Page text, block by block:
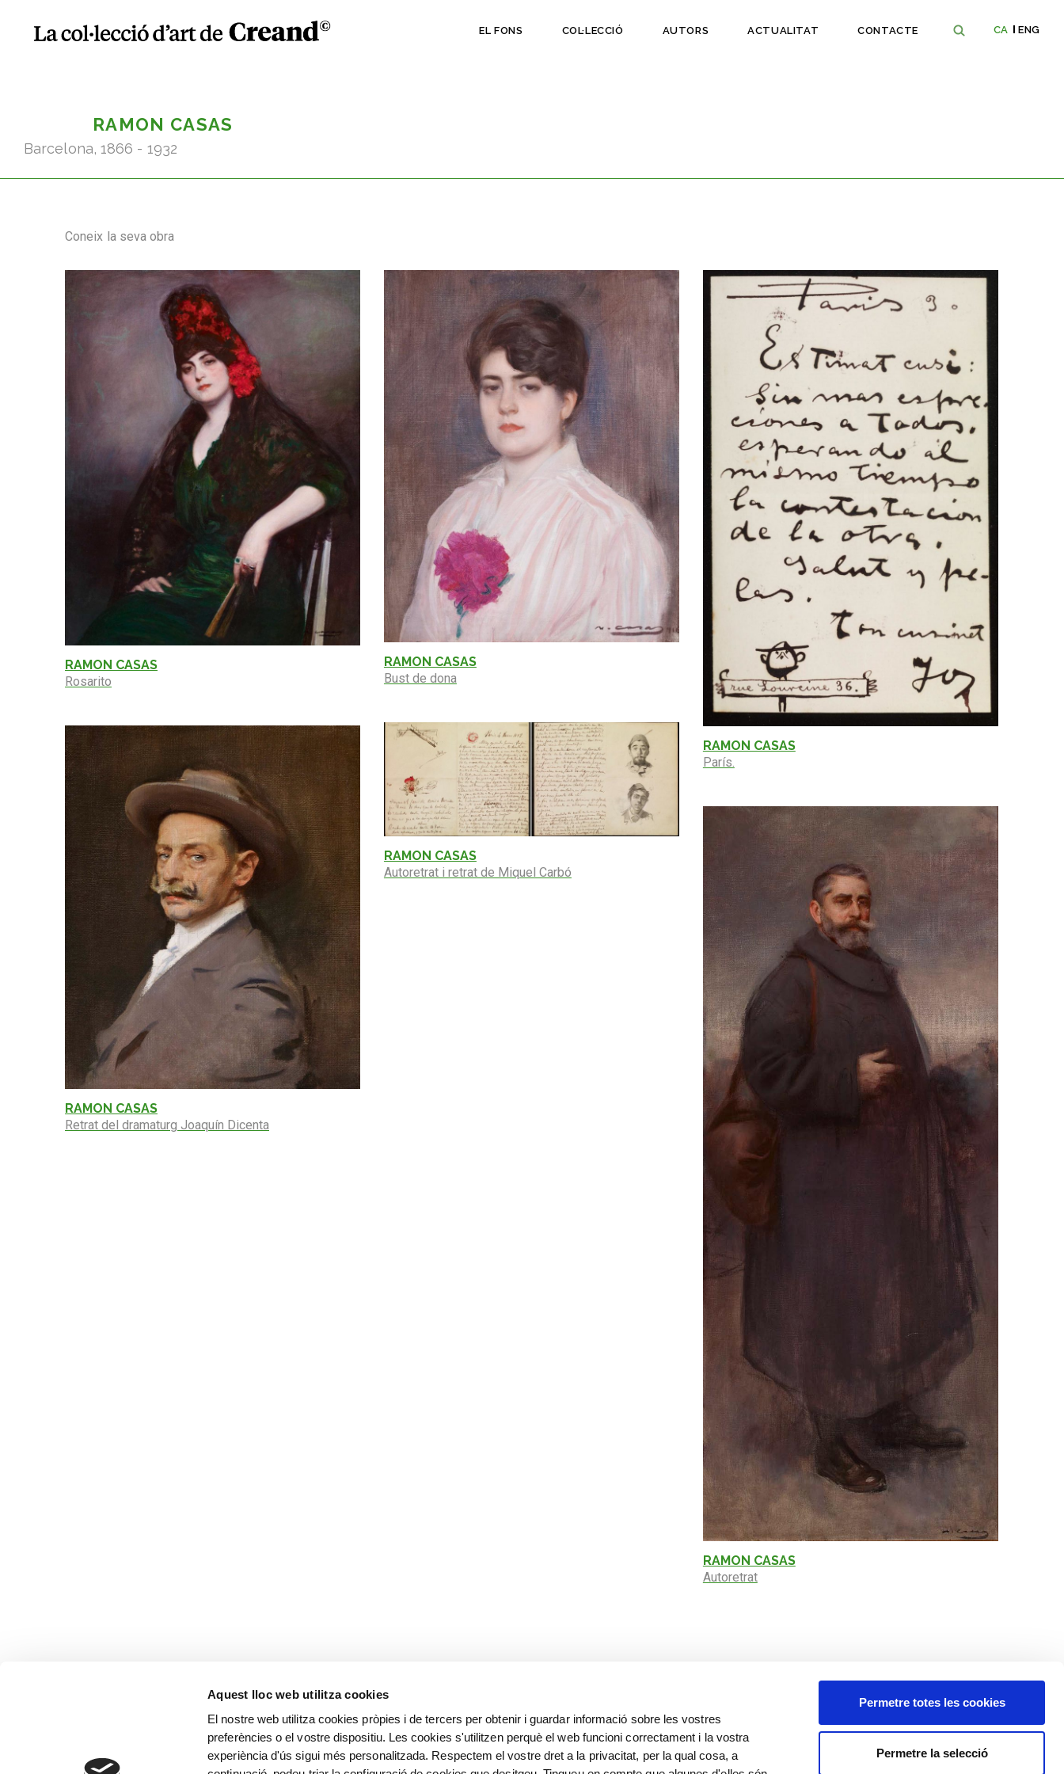
Aquest lloc web utilitza cookies
El nostre web utilitza cookies pròpies i de tercers per obtenir i guardar informació sobre les vostres
preferències o el vostre dispositiu. Les cookies s'utilitzen perquè el web funcioni correctament i la vostra
experiència d'ús sigui més personalitzada. Respectem el vostre dret a la privacitat, per la qual cosa, a
Permetre totes les cookies
Permetre la selecció
EL FONS COL·LECCIÓ AUTORS ACTUALITAT CONTACTE CA ENG
RAMON CASAS
Barcelona, 1866 - 1932
Coneix la seva obra
RAMON CASAS
Rosarito
RAMON CASAS
Bust de dona
RAMON CASAS
París.
RAMON CASAS
Autoretrat i retrat de Miquel Carbó
RAMON CASAS
Retrat del dramaturg Joaquín Dicenta
RAMON CASAS
Autoretrat